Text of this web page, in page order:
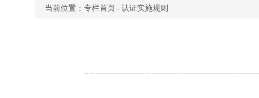
当前位置： 专栏首页 - 认证实施规则